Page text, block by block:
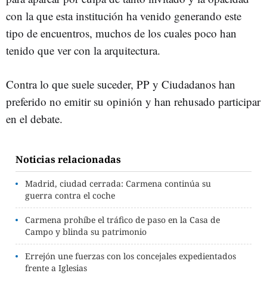
con la que esta institución ha venido generando este
tipo de encuentros, muchos de los cuales poco han
tenido que ver con la arquitectura.
Contra lo que suele suceder, PP y Ciudadanos han
preferido no emitir su opinión y han rehusado participar
en el debate.
Noticias relacionadas
Madrid, ciudad cerrada: Carmena continúa su
guerra contra el coche
Carmena prohíbe el tráfico de paso en la Casa de
Campo y blinda su patrimonio
Errejón une fuerzas con los concejales expedientados
frente a Iglesias